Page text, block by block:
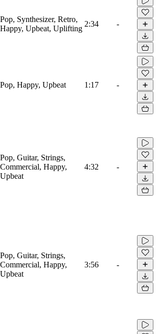
Pop, Synthesizer, Retro,
Happy, Upbeat, Uplifting
2:34 -
Pop, Happy, Upbeat 1:17 -
Pop, Guitar, Strings,
Commercial, Happy,
Upbeat
4:32 -
Pop, Guitar, Strings,
Commercial, Happy,
Upbeat
3:56 -